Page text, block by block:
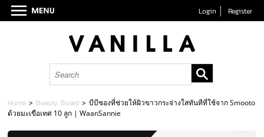
Login Register
Home > Beauty Board >บีบีซองที่ช่วยให้ผิวขาวกระจ่างใสทันทีที่ใช้จาก Smooto
ด้วยมะเขือเทศ 10 ลูก | WaanSannie